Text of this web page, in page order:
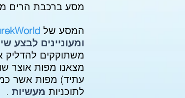
מסע ברכבת הרים
המסע של
ומעוניינים לבצע
משתוקקים להדליק
עתיד) מפות אשר
לתוכניות מעשיות .